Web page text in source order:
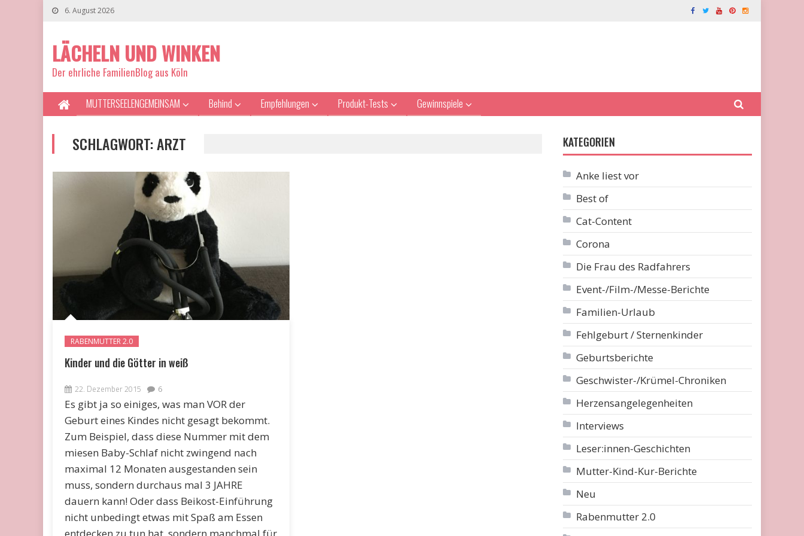
6. August 2026
LÄCHELN UND WINKEN
Der ehrliche FamilienBlog aus Köln
MUTTERSEELENGEMEINSAM Behind Empfehlungen Produkt-Tests Gewinnspiele
SCHLAGWORT:ARZT
RABENMUTTER 2.0
Kinder und die Götter in weiß
22. Dezember 2015 6
Es gibt ja so einiges, was man VOR der
Geburt eines Kindes nicht gesagt bekommt.
Zum Beispiel, dass diese Nummer mit dem
miesen Baby-Schlaf nicht zwingend nach
maximal 12 Monaten ausgestanden sein
muss, sondern durchaus mal 3 JAHRE
dauern kann! Oder dass Beikost-Einführung
nicht unbedingt etwas mit Spaß am Essen
entdecken zu tun hat, sondern manchmal für
KATEGORIEN
Anke liest vor
Best of
Cat-Content
Corona
Die Frau des Radfahrers
Event-/Film-/Messe-Berichte
Familien-Urlaub
Fehlgeburt / Sternenkinder
Geburtsberichte
Geschwister-/Krümel-Chroniken
Herzensangelegenheiten
Interviews
Leser:innen-Geschichten
Mutter-Kind-Kur-Berichte
Neu
Rabenmutter 2.0